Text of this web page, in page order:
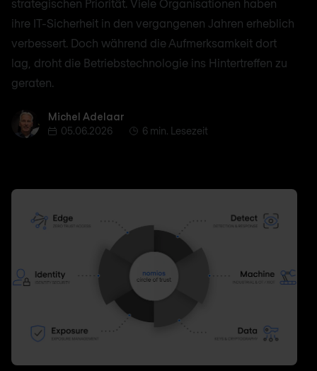
strategischen Priorität. Viele Organisationen haben
ihre IT-Sicherheit in den vergangenen Jahren erheblich
verbessert. Doch während die Aufmerksamkeit dort
lag, droht die Betriebstechnologie ins Hintertreffen zu
geraten.
Michel Adelaar
Michel Adelaar
05.06.2026
6 min. Lesezeit